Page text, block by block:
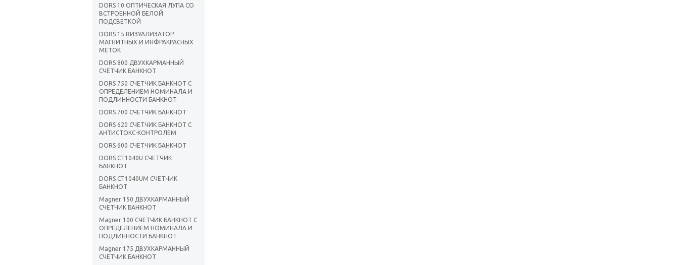
DORS 10 ОПТИЧЕСКАЯ ЛУПА СО
ВСТРОЕННОЙ БЕЛОЙ
ПОДСВЕТКОЙ
DORS 15 ВИЗУАЛИЗАТОР
МАГНИТНЫХ И ИНФРАКРАСНЫХ
МЕТОК
DORS 800 ДВУХКАРМАННЫЙ
СЧЕТЧИК БАНКНОТ
DORS 750 СЧЕТЧИК БАНКНОТ С
ОПРЕДЕЛЕНИЕМ НОМИНАЛА И
ПОДЛИННОСТИ БАНКНОТ
DORS 700 СЧЕТЧИК БАНКНОТ
DORS 620 СЧЕТЧИК БАНКНОТ С
АНТИСТОКС-КОНТРОЛЕМ
DORS 600 СЧЕТЧИК БАНКНОТ
DORS CT1040U СЧЕТЧИК
БАНКНОТ
DORS CT1040UM СЧЕТЧИК
БАНКНОТ
Magner 150 ДВУХКАРМАННЫЙ
СЧЕТЧИК БАНКНОТ
Magner 100 СЧЕТЧИК БАНКНОТ С
ОПРЕДЕЛЕНИЕМ НОМИНАЛА И
ПОДЛИННОСТИ БАНКНОТ
Magner 175 ДВУХКАРМАННЫЙ
СЧЕТЧИК БАНКНОТ